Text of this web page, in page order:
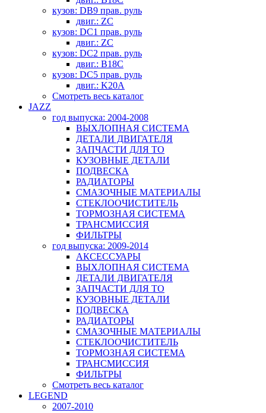
кузов: DB9 прав. руль
двиг.: ZC
кузов: DC1 прав. руль
двиг.: ZC
кузов: DC2 прав. руль
двиг.: B18C
кузов: DC5 прав. руль
двиг.: K20A
Смотреть весь каталог
JAZZ
год выпуска: 2004-2008
ВЫХЛОПНАЯ СИСТЕМА
ДЕТАЛИ ДВИГАТЕЛЯ
ЗАПЧАСТИ ДЛЯ ТО
КУЗОВНЫЕ ДЕТАЛИ
ПОДВЕСКА
РАДИАТОРЫ
СМАЗОЧНЫЕ МАТЕРИАЛЫ
СТЕКЛООЧИСТИТЕЛЬ
ТОРМОЗНАЯ СИСТЕМА
ТРАНСМИССИЯ
ФИЛЬТРЫ
год выпуска: 2009-2014
АКСЕССУАРЫ
ВЫХЛОПНАЯ СИСТЕМА
ДЕТАЛИ ДВИГАТЕЛЯ
ЗАПЧАСТИ ДЛЯ ТО
КУЗОВНЫЕ ДЕТАЛИ
ПОДВЕСКА
РАДИАТОРЫ
СМАЗОЧНЫЕ МАТЕРИАЛЫ
СТЕКЛООЧИСТИТЕЛЬ
ТОРМОЗНАЯ СИСТЕМА
ТРАНСМИССИЯ
ФИЛЬТРЫ
Смотреть весь каталог
LEGEND
2007-2010